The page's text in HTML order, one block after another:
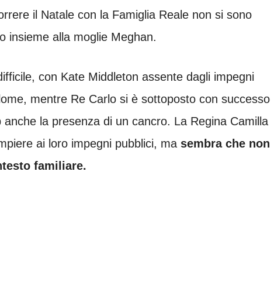
il Natale con la Famiglia Reale non si sono
insieme alla moglie Meghan.
con Kate Middleton assente dagli impegni
mentre Re Carlo si è sottoposto con successo
la presenza di un cancro. La Regina Camilla
ai loro impegni pubblici, ma sembra che non
familiare.